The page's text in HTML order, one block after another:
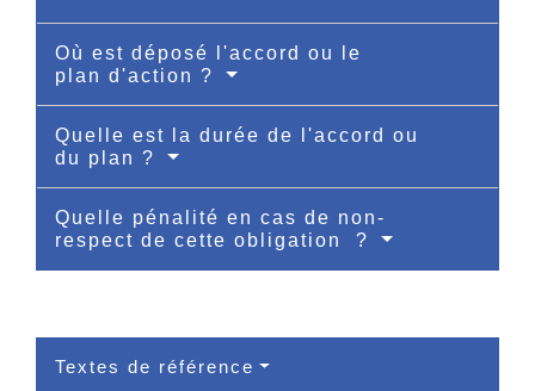
Où est déposé l'accord ou le
plan d'action ?
Quelle est la durée de l'accord ou
du plan ?
Quelle pénalité en cas de non-
respect de cette obligation ?
Textes de référence